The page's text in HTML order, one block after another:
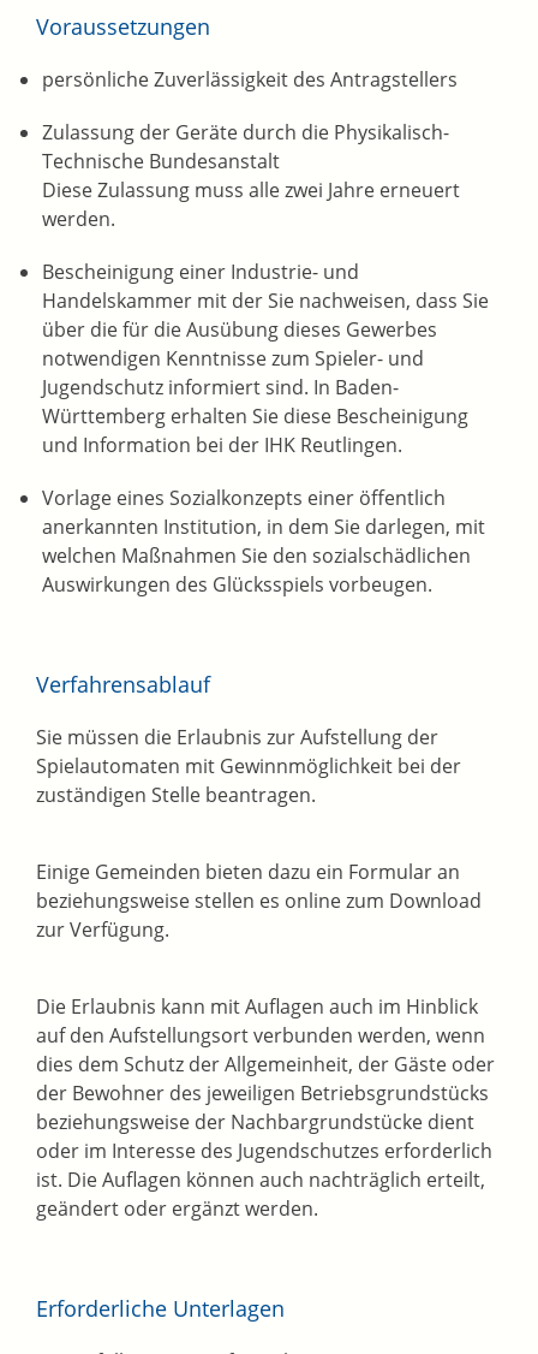
Voraussetzungen
persönliche Zuverlässigkeit des Antragstellers
Zulassung der Geräte durch die Physikalisch-
Technische Bundesanstalt
Diese Zulassung muss alle zwei Jahre erneuert
werden.
Bescheinigung einer Industrie- und
Handelskammer mit der Sie nachweisen, dass Sie
über die für die Ausübung dieses Gewerbes
notwendigen Kenntnisse zum Spieler- und
Jugendschutz informiert sind. In Baden-
Württemberg erhalten Sie diese Bescheinigung
und Information bei der IHK Reutlingen.
Vorlage eines Sozialkonzepts einer öffentlich
anerkannten Institution, in dem Sie darlegen, mit
welchen Maßnahmen Sie den sozialschädlichen
Auswirkungen des Glücksspiels vorbeugen.
Verfahrensablauf
Sie müssen die Erlaubnis zur Aufstellung der
Spielautomaten mit Gewinnmöglichkeit bei der
zuständigen Stelle beantragen.
Einige Gemeinden bieten dazu ein Formular an
beziehungsweise stellen es online zum Download
zur Verfügung.
Die Erlaubnis kann mit Auflagen auch im Hinblick
auf den Aufstellungsort verbunden werden, wenn
dies dem Schutz der Allgemeinheit, der Gäste oder
der Bewohner des jeweiligen Betriebsgrundstücks
beziehungsweise der Nachbargrundstücke dient
oder im Interesse des Jugendschutzes erforderlich
ist. Die Auflagen können auch nachträglich erteilt,
geändert oder ergänzt werden.
Erforderliche Unterlagen